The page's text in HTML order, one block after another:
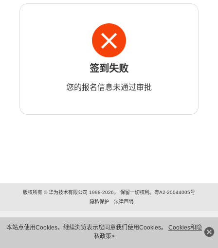
本站点使用Cookies，继续浏览表示您同意我们使用Cookies。 Cookies和隐
私政策>
签到失败
您的报名信息未通过审批
版权所有 © 华为技术有限公司 1998-2026。 保留一切权利。粤A2-20044005号
隐私保护
法律声明